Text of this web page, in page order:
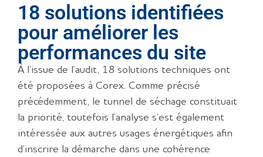
18 solutions identifiées
pour améliorer les
performances du site
À l’issue de l’audit, 18 solutions techniques ont
été proposées à Corex. Comme précisé
précédemment, le tunnel de séchage constituait
la priorité, toutefois l’analyse s’est également
intéressée aux autres usages énergétiques afin
d’inscrire la démarche dans une cohérence